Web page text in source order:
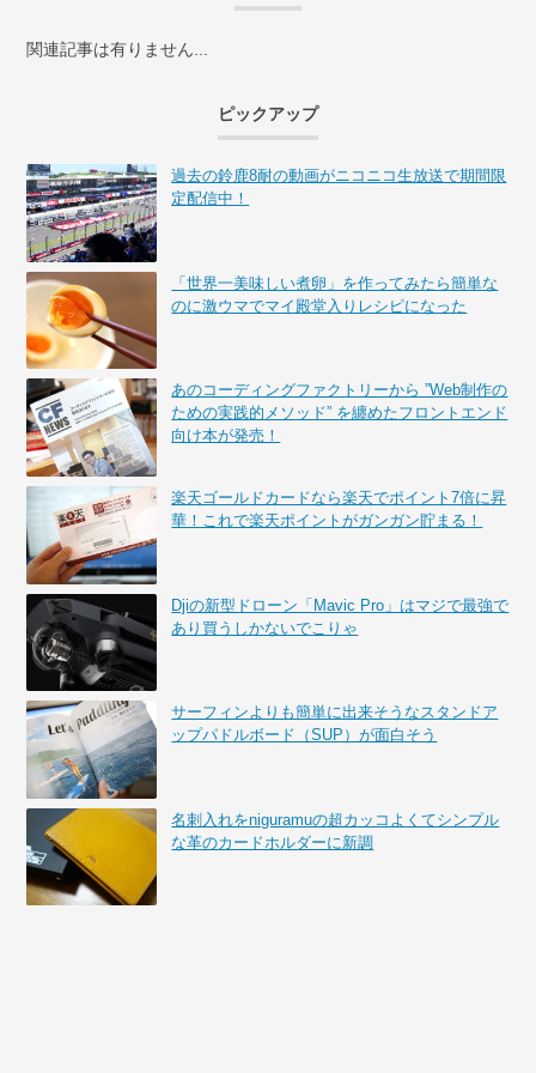
関連記事は有りません...
ピックアップ
過去の鈴鹿8耐の動画がニコニコ生放送で期間限
定配信中！
「世界一美味しい煮卵」を作ってみたら簡単な
のに激ウマでマイ殿堂入りレシピになった
あのコーディングファクトリーから ”Web制作の
ための実践的メソッド” を纏めたフロントエンド
向け本が発売！
楽天ゴールドカードなら楽天でポイント7倍に昇
華！これで楽天ポイントがガンガン貯まる！
Djiの新型ドローン「Mavic Pro」はマジで最強で
あり買うしかないでこりゃ
サーフィンよりも簡単に出来そうなスタンドア
ップパドルボード（SUP）が面白そう
名刺入れをniguramuの超カッコよくてシンプル
な革のカードホルダーに新調